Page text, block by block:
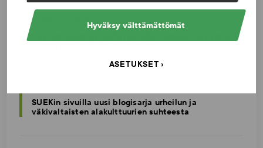
Hyväksy välttämättömät
ASETUKSET
UUTISET - 16.7.2026
Dopingrikkomuspäätösten julkistaminen: kysymyksiä
SUEKin sivuilla uusi blogisarja urheilun ja
väkivaltaisten alakulttuurien suhteesta